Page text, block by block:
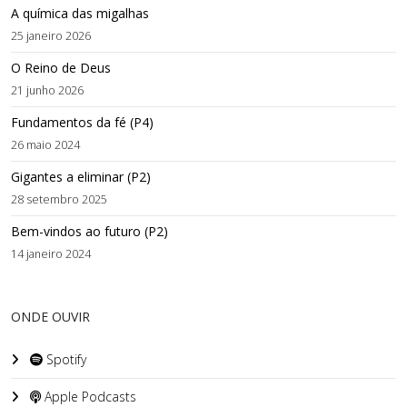
A química das migalhas
25 janeiro 2026
O Reino de Deus
21 junho 2026
Fundamentos da fé (P4)
26 maio 2024
Gigantes a eliminar (P2)
28 setembro 2025
Bem-vindos ao futuro (P2)
14 janeiro 2024
ONDE OUVIR
Spotify
Apple Podcasts